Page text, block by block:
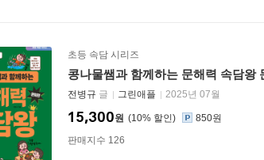
초등 속담 시리즈
콩나물쌤과 함께하는 문해력 속담왕
전병규 글 그린애플 2025년 07월
10%
15,300원
850원
판매지수 126